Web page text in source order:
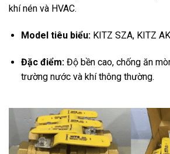
khí nén và HVAC.
Model tiêu biểu:KITZ SZA, KITZ
Đặc điểm:Độ bền cao, chống ăn
trường nước và khí thông thường.